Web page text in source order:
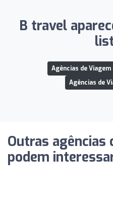
B travel
Agências de
Agências de
Outras agências
podem